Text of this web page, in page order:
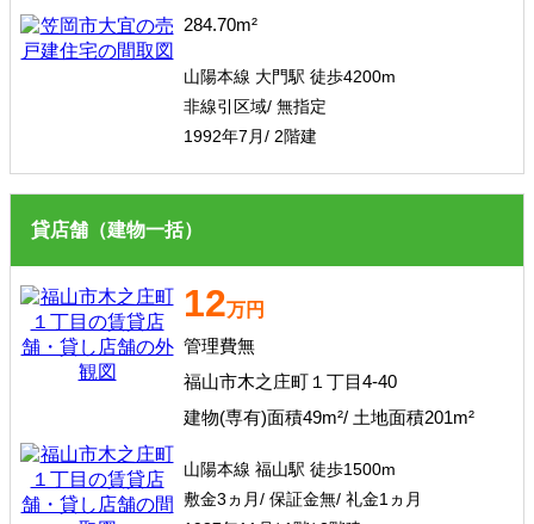
284.70m²
山陽本線 大門駅 徒歩4200m
非線引区域/ 無指定
1992年7月/ 2階建
貸店舗（建物一括）
12万円
管理費無
福山市木之庄町１丁目4-40
建物(専有)面積49m²/ 土地面積201m²
山陽本線 福山駅 徒歩1500m
敷金3ヵ月/ 保証金無/ 礼金1ヵ月